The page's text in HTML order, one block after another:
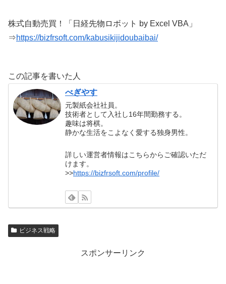
株式自動売買！「日経先物ロボット by Excel VBA」
⇒https://bizfrsoft.com/kabusikijidoubaibai/
この記事を書いた人
べぎやす
元製紙会社社員。
技術者として入社し16年間勤務する。
趣味は将棋。
静かな生活をこよなく愛する独身男性。
詳しい運営者情報はこちらからご確認いただ
けます。
>>https://bizfrsoft.com/profile/
ビジネス戦略
スポンサーリンク